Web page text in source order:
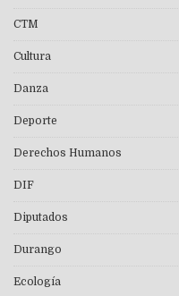
CTM
Cultura
Danza
Deporte
Derechos Humanos
DIF
Diputados
Durango
Ecología